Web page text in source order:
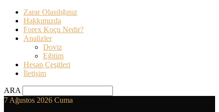
Zarar Olasılığınız
Hakkımızda
Forex Koçu Nedir?
Analizler
Doviz
Eğitim
Hesap Çeşitleri
İletişim
ARA
7 Ağustos 2026 Cuma